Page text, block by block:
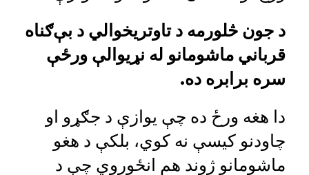
د جون څلورمه د تاوتریخوالي د بې‌ګناه
قرباني ماشومانو له نړیوالې ورځې
سره برابره ده.
دا هغه ورځ ده چې یوازې د جګړو او
چاودنو کیسې نه کوي، بلکې د هغو
ماشومانو ژوند هم انځوروي چې د